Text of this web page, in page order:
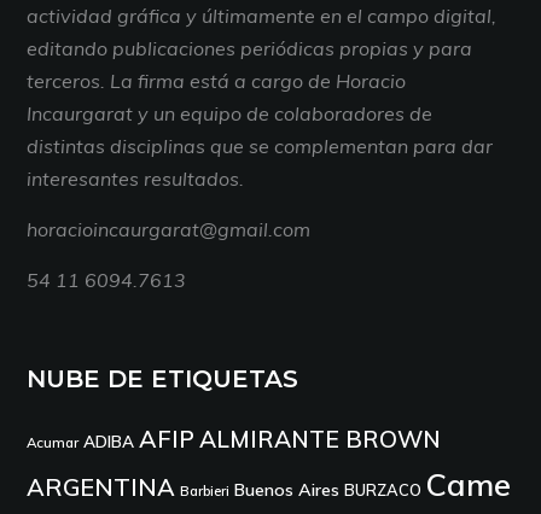
actividad gráfica y últimamente en el campo digital,
editando publicaciones periódicas propias y para
terceros. La firma está a cargo de Horacio
Incaurgarat y un equipo de colaboradores de
distintas disciplinas que se complementan para dar
interesantes resultados.
horacioincaurgarat@gmail.com
54 11 6094.7613
NUBE DE ETIQUETAS
Acumar ADIBA AFIP ALMIRANTE BROWN
ARGENTINA Barbieri Buenos Aires BURZACO Came